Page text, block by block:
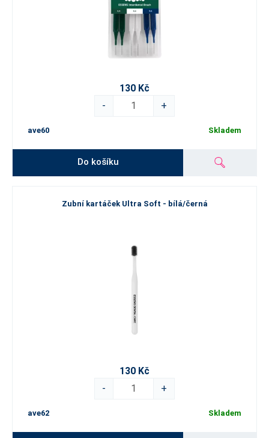
130 Kč
-
+
ave60 Skladem
Do košíku
Zubní kartáček Ultra Soft - bílá/černá
130 Kč
-
+
ave62 Skladem